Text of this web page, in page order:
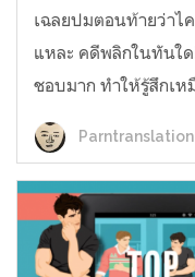
เฉลยปมตอนท้ายว่าไ
แหละ คดีพลิกในทันใ
ชอบมาก ทำให้รู้สึกเ